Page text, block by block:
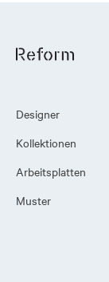
Designer
Kollektionen
Arbeitsplatten
Muster